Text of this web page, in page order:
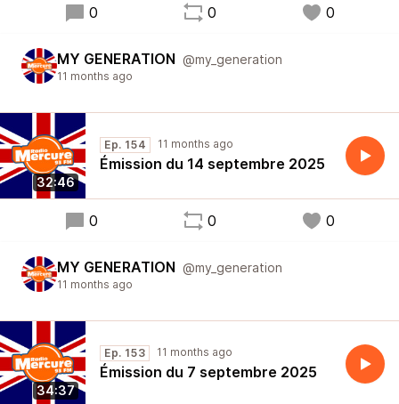
0 0 0
MY GENERATION @my_generation
11 months ago
32:46
Ep. 154 11 months ago
Émission du 14 septembre 2025
0 0 0
MY GENERATION @my_generation
11 months ago
34:37
Ep. 153 11 months ago
Émission du 7 septembre 2025